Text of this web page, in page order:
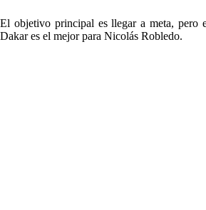
El objetivo principal es llegar a meta, pero
Dakar es el mejor para Nicolás Robledo.